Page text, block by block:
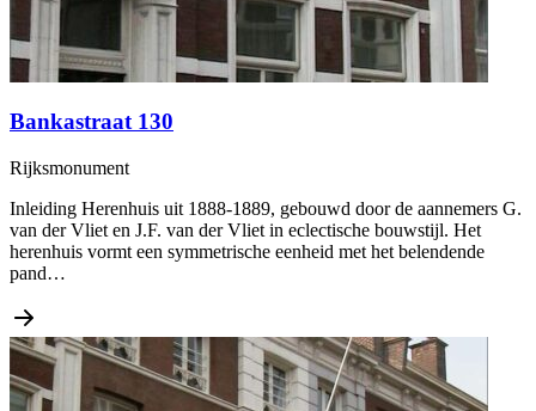
Bankastraat 130
Rijksmonument
Inleiding Herenhuis uit 1888-1889, gebouwd door de aannemers G.
van der Vliet en J.F. van der Vliet in eclectische bouwstijl. Het
herenhuis vormt een symmetrische eenheid met het belendende
pand…